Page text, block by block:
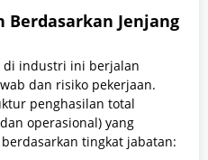
Berdasarkan Jenjang
di industri ini berjalan
dan risiko pekerjaan.
penghasilan total
operasional) yang
tingkat jabatan: